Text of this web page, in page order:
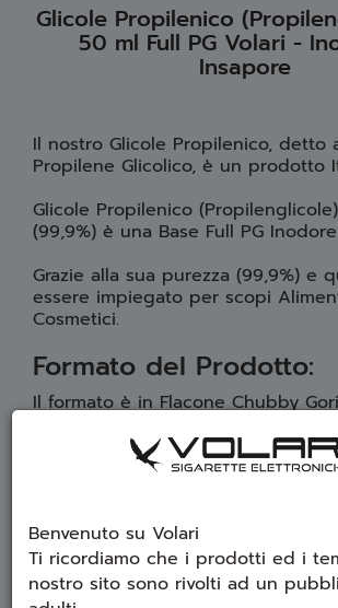
Glicole Propilenico
50 ml Full PG Volari -
Insapore
Il nostro Glicole Propilenico, detto
Propilene Glicolico, è un prodotto
Glicole Propilenico
(99,9%) è una Base Full PG
Grazie alla sua purezza (99,9%) e
essere impiegato per scopi
Cosmetici.
Formato del Prodotto:
Il formato è in Flacone Chubby
possibile effettuare le miscelazioni
facile e veloce.
Benvenuto su Volari
Ti ricordiamo che i prodotti ed i
nostro sito sono rivolti ad un